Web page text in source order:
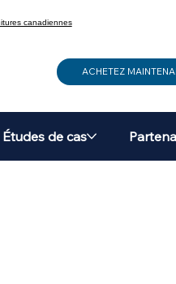
canadiennes
ACHETEZ
Études de cas